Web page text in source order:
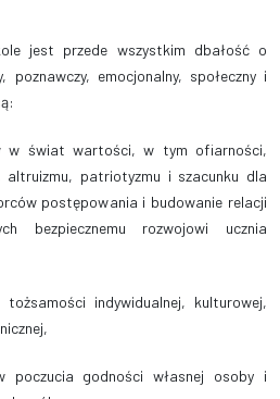
jest przede wszystkim dbałość o
poznawczy, emocjonalny, społeczny i
w świat wartości, w tym ofiarności,
altruizmu, patriotyzmu i szacunku dla
postępowania i budowanie relacji
bezpiecznemu rozwojowi ucznia
indywidualnej, kulturowej,
poczucia godności własnej osoby i